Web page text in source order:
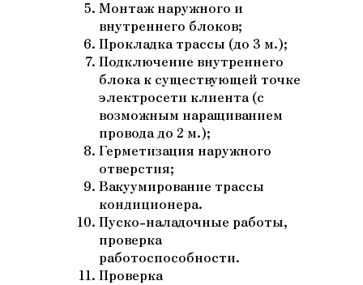
Монтаж наружного и
внутреннего блоков;
Прокладка трассы (до 3 м.);
Подключение внутреннего
блока к существующей точке
электросети клиента (с
возможным наращиванием
провода до 2 м.);
Герметизация наружного
отверстия;
Вакуумирование трассы
кондиционера.
Пуско-наладочные работы,
проверка
работоспособности.
Проверка